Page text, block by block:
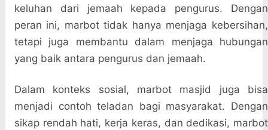
keluhan dari jemaah kepada pengurus. Dengan
peran ini, marbot tidak hanya menjaga kebersihan,
tetapi juga membantu dalam menjaga hubungan
yang baik antara pengurus dan jemaah.
Dalam konteks sosial, marbot masjid juga bisa
menjadi contoh teladan bagi masyarakat. Dengan
sikap rendah hati, kerja keras, dan dedikasi, marbot